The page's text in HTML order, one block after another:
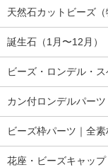
天然石カットビーズ（
誕生石（1月〜12月）
ビーズ・ロンデル・
カン付ロンデルパー
ビーズ枠パーツ｜全素
花座・ビーズキャッ